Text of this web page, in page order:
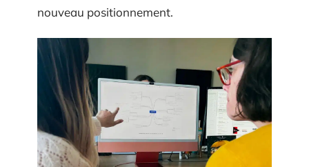
nouveau positionnement.